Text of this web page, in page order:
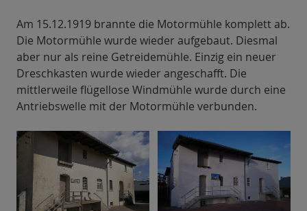
Am 15.12.1919 brannte die Motormühle komplett ab.
Die Motormühle wurde wieder aufgebaut. Diesmal
aber nur als reine Getreidemühle. Einzig ein neuer
Dreschkasten wurde wieder angeschafft. Die
mittlerweile flügellose Windmühle wurde durch eine
Antriebswelle mit der Motormühle verbunden.